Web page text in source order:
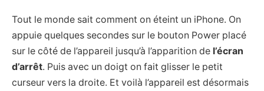
Tout le monde sait comment on éteint un iPhone. On
appuie quelques secondes sur le bouton Power placé
sur le côté de l’appareil jusqu’à l’apparition de l’écran
d’arrêt. Puis avec un doigt on fait glisser le petit
curseur vers la droite. Et voilà l’appareil est désormais